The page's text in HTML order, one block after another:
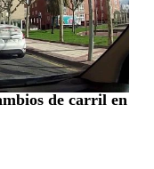
de carril en